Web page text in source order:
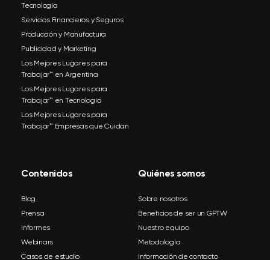
Tecnología
Servicios Financieros y Seguros
Producción y Manufactura
Publicidad y Marketing
Los Mejores Lugares para
Trabajar™ en Argentina
Los Mejores Lugares para
Trabajar™ en Tecnología
Los Mejores Lugares para
Trabajar™ Empresas que Cuidan
Contenidos
Blog
Prensa
Informes
Webinars
Casos de estudio
Quiénes somos
Sobre nosotros
Beneficios de ser un GPTW
Nuestro equipo
Metodología
Información de contacto